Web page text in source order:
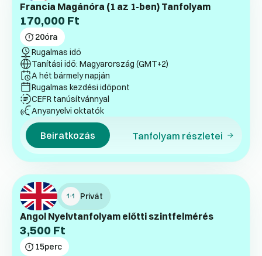
Francia Magánóra (1 az 1-ben) Tanfolyam
170,000 Ft
20óra
Rugalmas idő
Tanítási idő: Magyarország (GMT+2)
A hét bármely napján
Rugalmas kezdési időpont
CEFR tanúsítvánnyal
Anyanyelvi oktatók
Beiratkozás Tanfolyam részletei
Privát
Angol Nyelvtanfolyam előtti szintfelmérés
3,500 Ft
15perc